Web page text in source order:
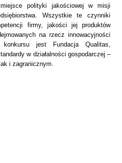
polityki jakościowej w misji
Wszystkie te czynniki
firmy, jakości jej produktów
na rzecz innowacyjności
jest Fundacja Qualitas,
w działalności gospodarczej –
i zagranicznym.